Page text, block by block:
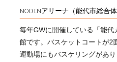
NODENアリーナ（能代市総合体
毎年GWに開催している「能
館です。バスケットコートが2
運動場にもバスケリングがあ